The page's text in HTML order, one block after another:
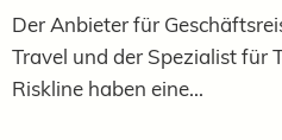
Der Anbieter für
Travel und der Spezialist für
Riskline haben eine...